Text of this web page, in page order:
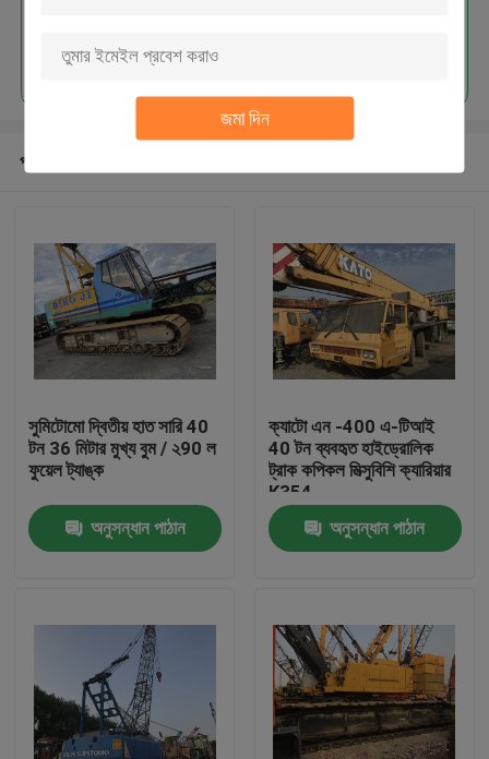
জমা দিন
পণ্য
আমাদের সম্পর্কে
চালিয়ে
প্রস্তাবিত পণ্য
সুমিটোমো দ্বিতীয় হাত সারি 40
টন 36 মিটার মুখ্য বুম / ২90 ল
ফুয়েল ট্যাঙ্ক
অনুসন্ধান পাঠান
ক্যাটো এন -400 এ-টিআই
40 টন ব্যবহৃত হাইড্রোলিক
ট্রাক কপিকল মিত্সুবিশি ক্যারিয়ার
K354
অনুসন্ধান পাঠান